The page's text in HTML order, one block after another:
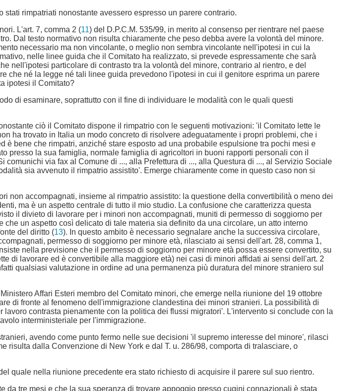
rimpatriati nonostante avessero espresso un parere contrario.
L'art. 7, comma 2 (11) del D.P.C.M. 535/99, in merito al consenso per rientrare nel paese
Dal testo normativo non risulta chiaramente che peso debba avere la volontà del minore.
necessario ma non vincolante, o meglio non sembra vincolante nell'ipotesi in cui la
nelle linee guida che il Comitato ha realizzato, si prevede espressamente che sarà
nell'ipotesi particolare di contrasto tra la volontà del minore, contrario al rientro, e del
che né la legge né tali linee guida prevedono l'ipotesi in cui il genitore esprima un parere
ipotesi il Comitato?
di esaminare, soprattutto con il fine di individuare le modalità con le quali questi
ciò il Comitato dispone il rimpatrio con le seguenti motivazioni: 'il Comitato lette le
ha trovato in Italia un modo concreto di risolvere adeguatamente i propri problemi, che i
bene che rimpatri, anziché stare esposto ad una probabile espulsione tra pochi mesi e
presso la sua famiglia, normale famiglia di agricoltori in buoni rapporti personali con il
via fax al Comune di ..., alla Prefettura di ..., alla Questura di ..., al Servizio Sociale
sia avvenuto il rimpatrio assistito'. Emerge chiaramente come in questo caso non si
non accompagnati, insieme al rimpatrio assistito: la questione della convertibilità o meno dei
ma è un aspetto centrale di tutto il mio studio. La confusione che caratterizza questa
il divieto di lavorare per i minori non accompagnati, muniti di permesso di soggiorno per
un aspetto così delicato di tale materia sia definito da una circolare, un atto interno
del diritto (13). In questo ambito è necessario segnalare anche la successiva circolare,
permesso di soggiorno per minore età, rilasciato ai sensi dell'art. 28, comma 1,
nella previsione che il permesso di soggiorno per minore età possa essere convertito, su
di lavorare ed è convertibile alla maggiore età) nei casi di minori affidati ai sensi dell'art. 2
qualsiasi valutazione in ordine ad una permanenza più duratura del minore straniero sul
Affari Esteri membro del Comitato minori, che emerge nella riunione del 19 ottobre
di fronte al fenomeno dell'immigrazione clandestina dei minori stranieri. La possibilità di
contrasta pienamente con la politica dei flussi migratori'. L'intervento si conclude con la
interministeriale per l'immigrazione.
avendo come punto fermo nelle sue decisioni 'il supremo interesse del minore', rilasci
dalla Convenzione di New York e dal T. u. 286/98, comporta di tralasciare, o
quale nella riunione precedente era stato richiesto di acquisire il parere sul suo rientro.
tre mesi e che la sua speranza di trovare appoggio presso cugini connazionali è stata